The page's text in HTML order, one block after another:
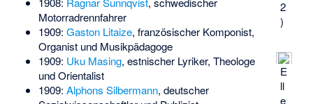
2
)
E
ll
e
Motorradrennfahrer
1909: Gaston Litaize, französischer Komponist,
Organist und Musikpädagoge
1909: Uku Masing, estnischer Lyriker, Theologe
und Orientalist
1909: Alphons Silbermann, deutscher